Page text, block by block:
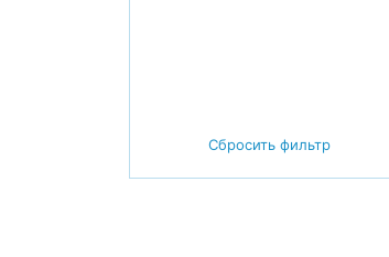
Сбросить фильтр